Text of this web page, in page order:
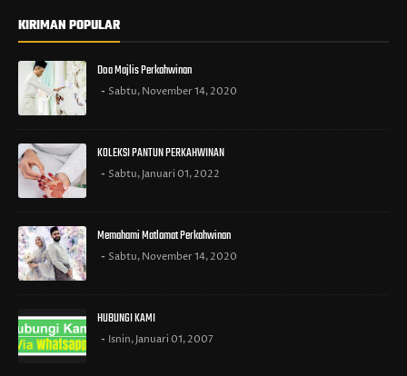
KIRIMAN POPULAR
Doa Majlis Perkahwinan
Sabtu, November 14, 2020
KOLEKSI PANTUN PERKAHWINAN
Sabtu, Januari 01, 2022
Memahami Matlamat Perkahwinan
Sabtu, November 14, 2020
HUBUNGI KAMI
Isnin, Januari 01, 2007